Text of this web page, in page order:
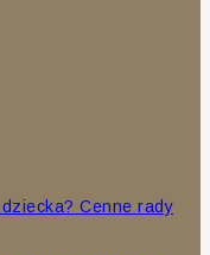
Cenne rady